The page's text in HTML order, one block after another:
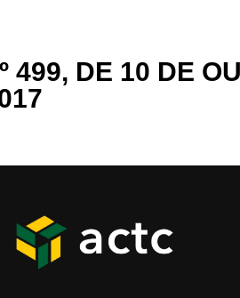
499, DE 10 DE